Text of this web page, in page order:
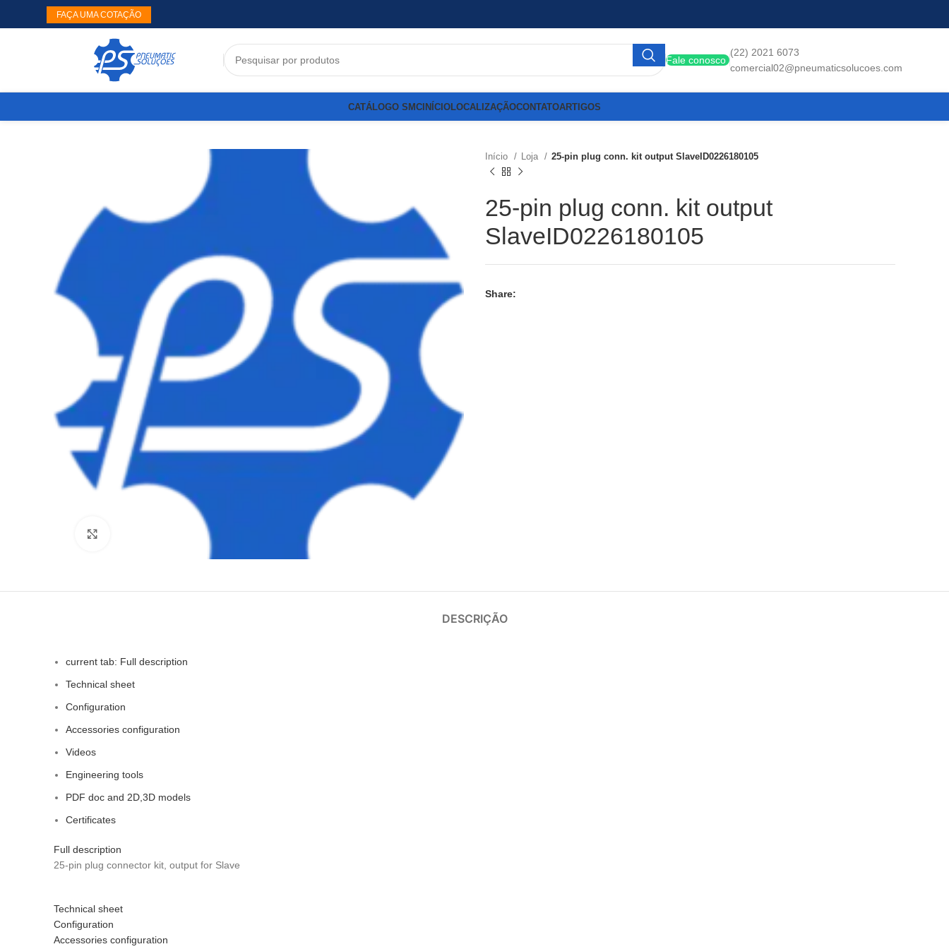
FAÇA UMA COTAÇÃO
Fale conosco
(22) 2021 6073
comercial02@pneumaticsolucoes.com
CATÁLOGO SMCINÍCIOLOCALIZAÇÃOCONTATOARTIGOS
Início Loja 25-pin plug conn. kit output SlaveID0226180105
25-pin plug conn. kit output
SlaveID0226180105
Share:
DESCRIÇÃO
current tab: Full description
Technical sheet
Configuration
Accessories configuration
Videos
Engineering tools
PDF doc and 2D,3D models
Certificates
Full description
25-pin plug connector kit, output for Slave
Technical sheet
Configuration
Accessories configuration